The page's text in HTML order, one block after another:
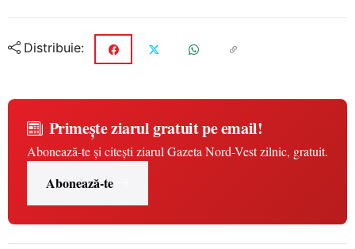
Distribuie:
Primește ziarul gratuit pe email!
Abonează-te și citești ziarul Gazeta Nord-Vest zilnic, gratuit.
Abonează-te